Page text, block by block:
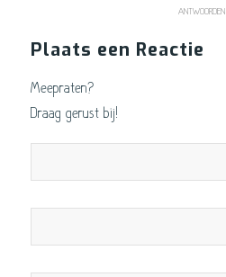
ANTWOORDEN
Plaats een Reactie
Meepraten?
Draag gerust bij!